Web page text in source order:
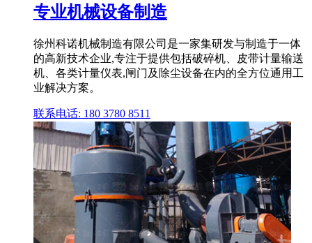
专业机械设备制造
徐州科诺机械制造有限公司是一家集研发与制造于一体
的高新技术企业,专注于提供包括破碎机、皮带计量输送
机、各类计量仪表,闸门及除尘设备在内的全方位通用工
业解决方案。
联系电话: 180 3780 8511